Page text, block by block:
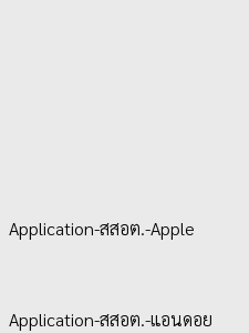
Application-สสอต.-Apple
Application-สสอต.-แอนดอย